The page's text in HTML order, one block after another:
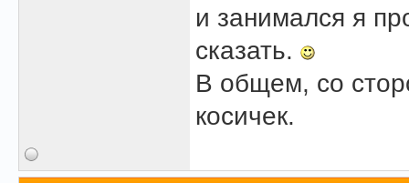
и занимался я
сказать.
В общем, со
косичек.